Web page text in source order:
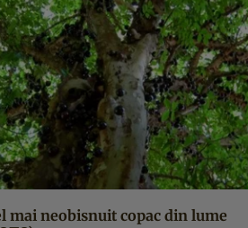
mai neobisnuit copac din lume